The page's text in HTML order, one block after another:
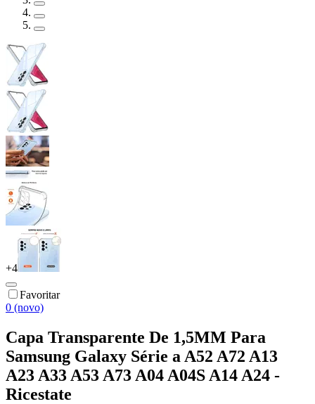
+4
Favoritar
0 (novo)
Capa Transparente De 1,5MM Para
Samsung Galaxy Série a A52 A72 A13
A23 A33 A53 A73 A04 A04S A14 A24 -
Ricestate